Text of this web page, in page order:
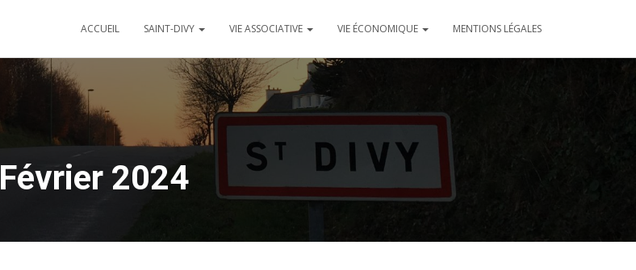
ACCUEIL SAINT-DIVY VIE ASSOCIATIVE VIE ÉCONOMIQUE MENTIONS LÉGALES
Février 2024